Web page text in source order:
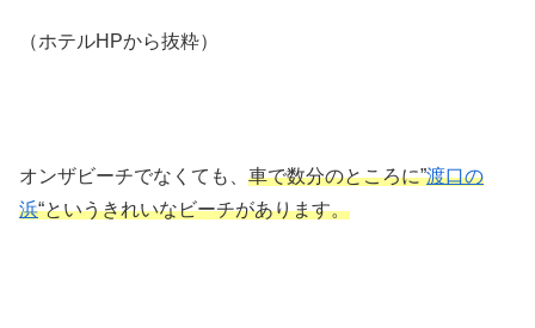
（ホテルHPから抜粋）
オンザビーチでなくても、 車で数分のところに”渡口の
浜“というきれいなビーチがあります。